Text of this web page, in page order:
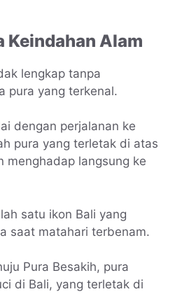
Keindahan Alam
lengkap tanpa
pura yang terkenal.
dengan perjalanan ke
pura yang terletak di atas
menghadap langsung ke
satu ikon Bali yang
saat matahari terbenam.
Pura Besakih, pura
di Bali, yang terletak di